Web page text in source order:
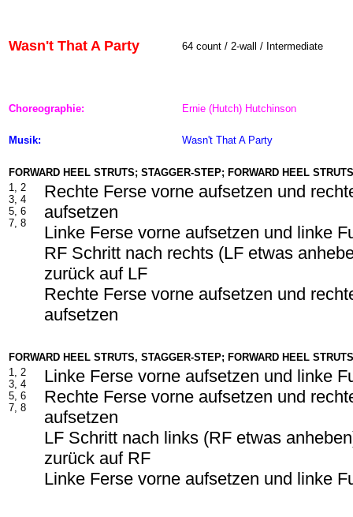
Wasn't That A Party 64 count / 2-wall / Intermediate
Choreographie: Ernie (Hutch) Hutchinson
Musik: Wasn't That A Party
FORWARD HEEL STRUTS; STAGGER-STEP; FORWARD HEEL STRUTS
1, 2
3, 4
5, 6
7, 8
Rechte Ferse vorne aufsetzen und
aufsetzen
Linke Ferse vorne aufsetzen und linke
RF Schritt nach rechts (LF etwas
zurück auf LF
Rechte Ferse vorne aufsetzen und
aufsetzen
FORWARD HEEL STRUTS, STAGGER-STEP; FORWARD HEEL STRUTS
1, 2
3, 4
5, 6
7, 8
Linke Ferse vorne aufsetzen und linke
Rechte Ferse vorne aufsetzen und
aufsetzen
LF Schritt nach links (RF etwas
zurück auf RF
Linke Ferse vorne aufsetzen und linke